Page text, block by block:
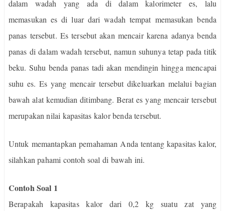
dalam wadah yang ada di dalam kalorimeter es, lalu
memasukan es di luar dari wadah tempat memasukan benda
panas tersebut. Es tersebut akan mencair karena adanya benda
panas di dalam wadah tersebut, namun suhunya tetap pada titik
beku. Suhu benda panas tadi akan mendingin hingga mencapai
suhu es. Es yang mencair tersebut dikeluarkan melalui bagian
bawah alat kemudian ditimbang. Berat es yang mencair tersebut
merupakan nilai kapasitas kalor benda tersebut.
Untuk memantapkan pemahaman Anda tentang kapasitas kalor,
silahkan pahami contoh soal di bawah ini.
Contoh Soal 1
Berapakah kapasitas kalor dari 0,2 kg suatu zat yang